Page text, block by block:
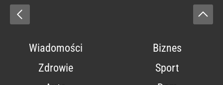
Wiadomości
Biznes
Zdrowie
Sport